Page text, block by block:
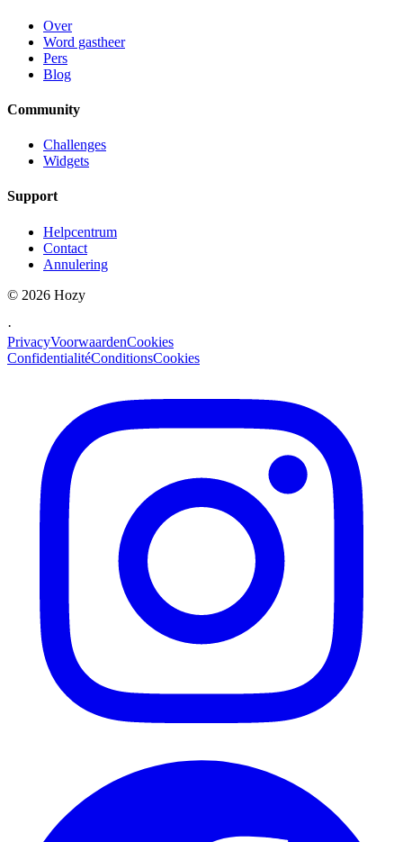
Over
Word gastheer
Pers
Blog
Community
Challenges
Widgets
Support
Helpcentrum
Contact
Annulering
© 2026 Hozy
·
PrivacyVoorwaardenCookies
ConfidentialitéConditionsCookies